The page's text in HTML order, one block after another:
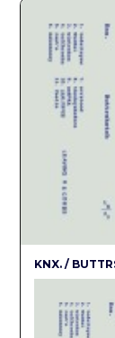
KNX. /